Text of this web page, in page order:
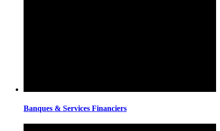
Banques & Services Financiers